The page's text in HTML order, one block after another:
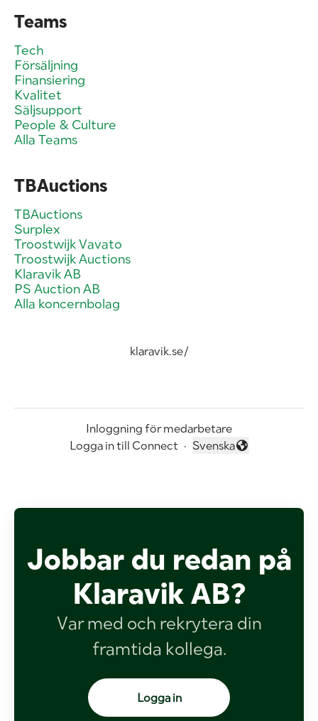
Teams
Tech
Försäljning
Finansiering
Kvalitet
Säljsupport
People & Culture
Alla Teams
TBAuctions
TBAuctions
Surplex
Troostwijk Vavato
Troostwijk Auctions
Klaravik AB
PS Auction AB
Alla koncernbolag
klaravik.se/
Inloggning för medarbetare
Logga in till Connect ·
Byt språk
Svenska
Jobbar du redan på
Klaravik AB?
Var med och rekrytera din
framtida kollega.
Logga in